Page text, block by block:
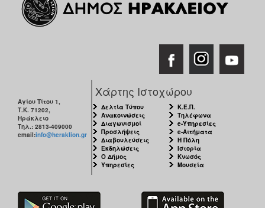
Αγίου Τίτου 1,
Τ.Κ. 71202,
Ηράκλειο
Τηλ.: 2813-409000
email:info@heraklion.gr
Χάρτης Ιστοχώρου
Δελτία Τύπου
Ανακοινώσεις
Διαγωνισμοί
Προσλήψεις
Διαβουλεύσεις
Εκδηλώσεις
Ο Δήμος
Υπηρεσίες
Κ.Ε.Π.
Τηλέφωνα
e-Υπηρεσίες
e-Αιτήματα
Η Πόλη
Ιστορία
Κνωσός
Μουσεία